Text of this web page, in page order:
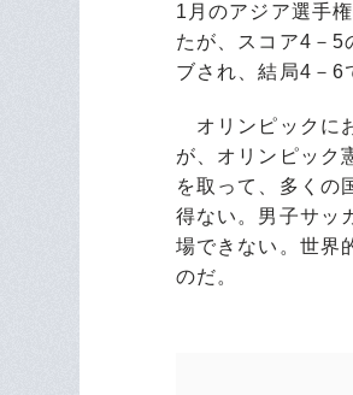
1月のアジア選手
たが、スコア4－5
ブされ、結局4－6
オリンピックに
が、オリンピック
を取って、多くの
得ない。男子サッ
場できない。世界
のだ。